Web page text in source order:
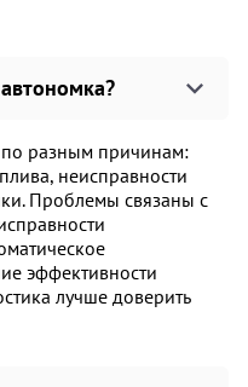
по разным причинам:
неисправности
Проблемы связаны с
эффективности
лучше доверить